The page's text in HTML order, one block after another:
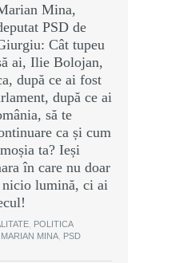
Mina,
PSD de
Cât tupeu
ai, Ilie Bolojan,
după ce ai fost
după ce ai
să te
ca și cum
ta? Ieși
în care nu doar
nicio lumină, ci ai
POLITICA
MINA PSD